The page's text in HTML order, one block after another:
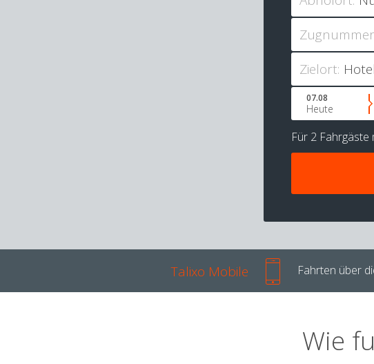
Zielort:
07.08
Heute
Für 2 Fahrgäste
Talixo Mobile Fahrten über
Wie